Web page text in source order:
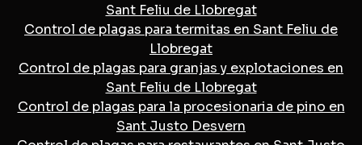
Sant Feliu de Llobregat
Control de plagas para termitas en Sant Feliu de
Llobregat
Control de plagas para granjas y explotaciones en
Sant Feliu de Llobregat
Control de plagas para la procesionaria de pino en
Sant Justo Desvern